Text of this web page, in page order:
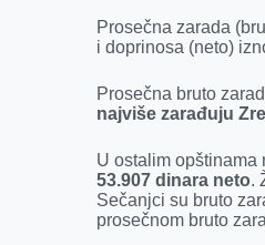
o
k
n
e
Prosečna zarada
i doprinosa (neto)
Prosečna bruto
najviše zarađuju
U ostalim
53.907 dinara neto.
Sečanjci su bruto
prosečnom bruto